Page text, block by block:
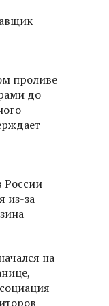
проливе
до
России
из-за
на